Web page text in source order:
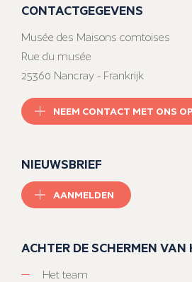
CONTACTGEGEVENS
Musée des Maisons comtoises
Rue du musée
25360 Nancray - Frankrijk
NEEM CONTACT MET ONS OP
NIEUWSBRIEF
AANMELDEN
ACHTER DE SCHERMEN VAN
Het team